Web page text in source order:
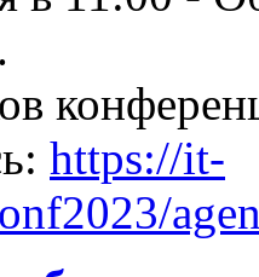
https://it-